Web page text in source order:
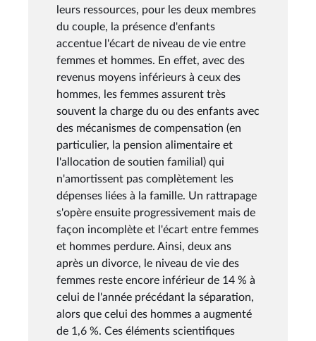
leurs ressources, pour les deux membres
du couple, la présence d'enfants
accentue l'écart de niveau de vie entre
femmes et hommes. En effet, avec des
revenus moyens inférieurs à ceux des
hommes, les femmes assurent très
souvent la charge du ou des enfants avec
des mécanismes de compensation (en
particulier, la pension alimentaire et
l'allocation de soutien familial) qui
n'amortissent pas complètement les
dépenses liées à la famille. Un rattrapage
s'opère ensuite progressivement mais de
façon incomplète et l'écart entre femmes
et hommes perdure. Ainsi, deux ans
après un divorce, le niveau de vie des
femmes reste encore inférieur de 14 % à
celui de l'année précédant la séparation,
alors que celui des hommes a augmenté
de 1,6 %. Ces éléments scientifiques